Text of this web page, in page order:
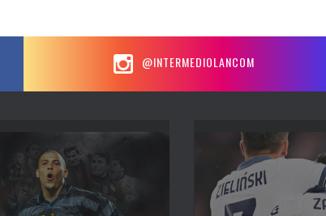
@INTERMEDIOLANCOM